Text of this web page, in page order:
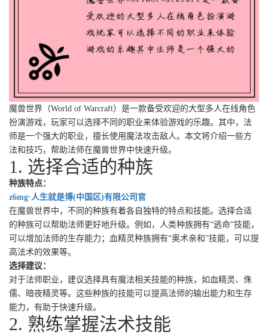
魔兽世界（World of Warcraft）是一款备受欢迎的大型多人在线角色
扮演游戏，玩家可以选择不同的职业来体验游戏的乐趣。其中，法
师是一个强大的职业，擅长使用魔法攻击敌人。本文将介绍一些方
法和技巧，帮助法师在魔兽世界中快速升级。
1. 选择合适的种族
种族特点：
z6mg·人生就是博(中国区)有限公司官
在魔兽世界中，不同的种族有着各自独特的特点和技能。选择合适
的种族可以帮助法师更好地升级。例如，人类种族拥有“逃命”技能，
可以增加法师的生存能力；血精灵种族拥有“奥术亲和”技能，可以提
高法术的效果等。
选择建议：
对于法师职业，建议选择具有魔法相关技能的种族，如血精灵、侏
儒、暗夜精灵等。这些种族的技能可以提高法师的输出能力和生存
能力，有助于快速升级。
2. 熟练掌握法术技能